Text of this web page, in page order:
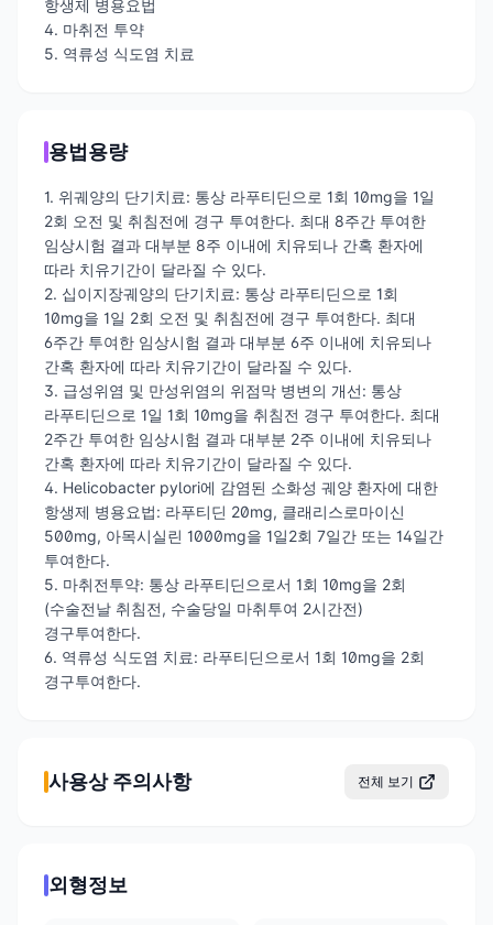
항생제 병용요법
4. 마취전 투약
5. 역류성 식도염 치료
용법용량
1. 위궤양의 단기치료: 통상 라푸티딘으로 1회 10mg을 1일
2회 오전 및 취침전에 경구 투여한다. 최대 8주간 투여한
임상시험 결과 대부분 8주 이내에 치유되나 간혹 환자에
따라 치유기간이 달라질 수 있다.
2. 십이지장궤양의 단기치료: 통상 라푸티딘으로 1회
10mg을 1일 2회 오전 및 취침전에 경구 투여한다. 최대
6주간 투여한 임상시험 결과 대부분 6주 이내에 치유되나
간혹 환자에 따라 치유기간이 달라질 수 있다.
3. 급성위염 및 만성위염의 위점막 병변의 개선: 통상
라푸티딘으로 1일 1회 10mg을 취침전 경구 투여한다. 최대
2주간 투여한 임상시험 결과 대부분 2주 이내에 치유되나
간혹 환자에 따라 치유기간이 달라질 수 있다.
4. Helicobacter pylori에 감염된 소화성 궤양 환자에 대한
항생제 병용요법: 라푸티딘 20mg, 클래리스로마이신
500mg, 아목시실린 1000mg을 1일2회 7일간 또는 14일간
투여한다.
5. 마취전투약: 통상 라푸티딘으로서 1회 10mg을 2회
(수술전날 취침전, 수술당일 마취투여 2시간전)
경구투여한다.
6. 역류성 식도염 치료: 라푸티딘으로서 1회 10mg을 2회
경구투여한다.
사용상 주의사항 전체 보기
외형정보